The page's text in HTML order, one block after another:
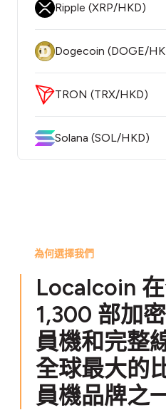
Ripple (XRP/HKD)
Dogecoin (DOGE/
TRON (TRX/HKD)
Solana (SOL/HKD)
為何選擇我們
Localcoin
1,300 部加
員機和完整
全球最大的
員機品牌之